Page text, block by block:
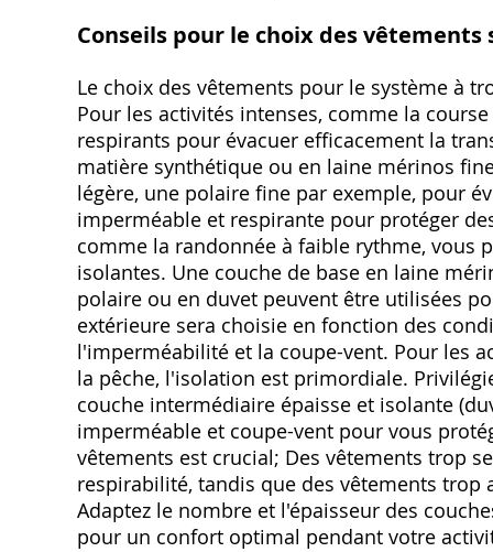
Conseils pour le choix des
Le choix des vêtements pour le système à
Pour les activités intenses, comme la
respirants pour évacuer efficacement la
matière synthétique ou en laine mérinos
légère, une polaire fine par exemple, pour
imperméable et respirante pour protéger
comme la randonnée à faible rythme, vous
isolantes. Une couche de base en laine
polaire ou en duvet peuvent être utilisées
extérieure sera choisie en fonction des
l'imperméabilité et la coupe-vent. Pour les
la pêche, l'isolation est primordiale.
couche intermédiaire épaisse et isolante
imperméable et coupe-vent pour vous
vêtements est crucial; Des vêtements trop
respirabilité, tandis que des vêtements
Adaptez le nombre et l'épaisseur des
pour un confort optimal pendant votre